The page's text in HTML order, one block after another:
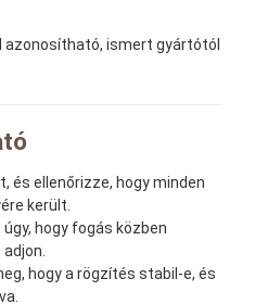
azonosítható, ismert gyártótól
és ellenőrizze, hogy minden
került.
hogy fogás közben
hogy a rögzítés stabil-e, és